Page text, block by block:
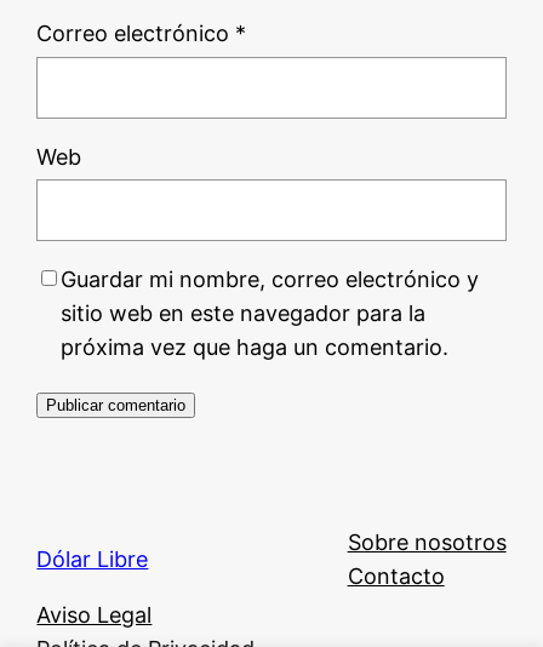
Correo electrónico *
Web
Guardar mi nombre, correo electrónico y
sitio web en este navegador para la
próxima vez que haga un comentario.
Dólar Libre
Sobre nosotros
Contacto
Aviso Legal